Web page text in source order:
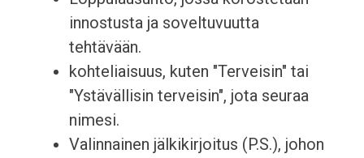
innostusta ja soveltuvuutta
tehtävään.
kohteliaisuus, kuten "Terveisin" tai
"Ystävällisin terveisin", jota seuraa
nimesi.
Valinnainen jälkikirjoitus (P.S.), johon